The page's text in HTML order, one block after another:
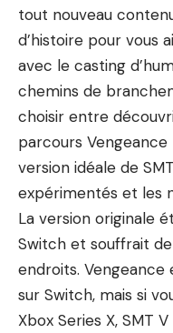
tout nouveau
d’histoire pour vous
avec le casting
chemins de
choisir entre
parcours Vengeance
version idéale de
expérimentés et les
La version originale
Switch et souffrait
endroits.
sur Switch, mais si
Xbox Series X, SMT